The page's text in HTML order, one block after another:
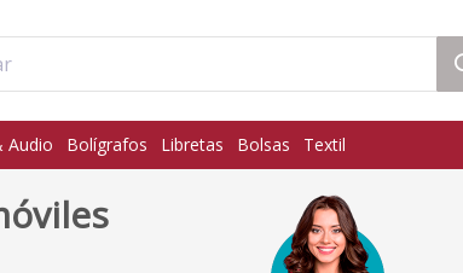
Audio Bolígrafos Libretas Bolsas Textil